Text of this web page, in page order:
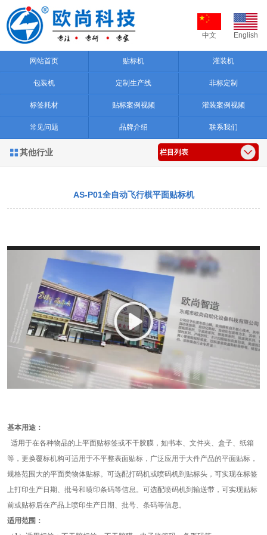
中文 English
网站首页 贴标机 灌装机
包装机 定制生产线 非标定制
标签耗材 贴标案例视频 灌装案例视频
常见问题 品牌介绍 联系我们
 其他行业 栏目列表
AS-P01全自动飞行棋平面贴标机
基本用途：
适用于在各种物品的上平面贴标签或不干胶膜，如书本、文件夹、盒子、纸箱
等，更换覆标机构可适用于不平整表面贴标，广泛应用于大件产品的平面贴标，
规格范围大的平面类物体贴标。可选配打码机或喷码机到贴标头，可实现在标签
上打印生产日期、批号和喷印条码等信息。可选配喷码机到输送带，可实现贴标
前或贴标后在产品上喷印生产日期、批号、条码等信息。
适用范围：